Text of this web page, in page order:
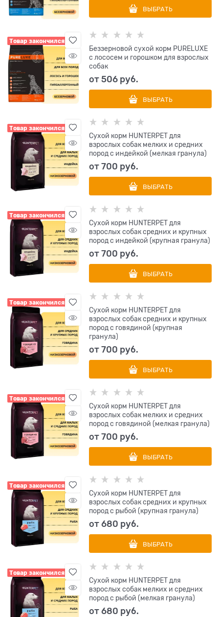
ВЫБРАТЬ
Товар закончился
Беззерновой сухой корм PURELUXE
с лососем и горошком для взрослых
собак
от506 руб.
ВЫБРАТЬ
Товар закончился
Сухой корм HUNTERPET для
взрослых собак мелких и средних
пород с индейкой (мелкая гранула)
от700 руб.
ВЫБРАТЬ
Товар закончился
Сухой корм HUNTERPET для
взрослых собак средних и крупных
пород с индейкой (крупная гранула)
от700 руб.
ВЫБРАТЬ
Товар закончился
Сухой корм HUNTERPET для
взрослых собак средних и крупных
пород с говядиной (крупная
гранула)
от700 руб.
ВЫБРАТЬ
Товар закончился
Сухой корм HUNTERPET для
взрослых собак мелких и средних
пород с говядиной (мелкая гранула)
от700 руб.
ВЫБРАТЬ
Товар закончился
Сухой корм HUNTERPET для
взрослых собак средних и крупных
пород с рыбой (крупная гранула)
от680 руб.
ВЫБРАТЬ
Товар закончился
Сухой корм HUNTERPET для
взрослых собак мелких и средних
пород с рыбой (мелкая гранула)
от680 руб.